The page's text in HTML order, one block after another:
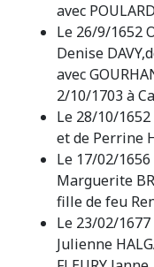
avec
Le 26/9/1652
Denise
avec
2/10/1703 à
Le 28/10/
et de Perrine
Le 17/02/1656
Marguerite
fille de feu
Le 23/02/
Julienne